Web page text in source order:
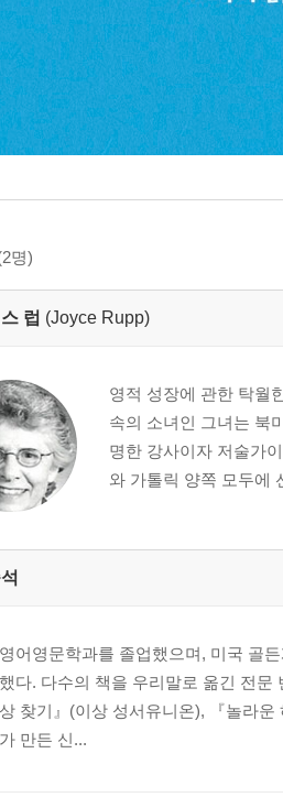
명)
럽 (Joyce Rupp)
영적 성장에 관한 탁월
속의 소녀인 그녀는 북
명한 강사이자 저술가
와 가톨릭 양쪽 모두에
어영문학과를 졸업했으며, 미국 골
다. 다수의 책을 우리말로 옮긴 전
찾기』(이상 성서유니온), 『놀라
만든 신...